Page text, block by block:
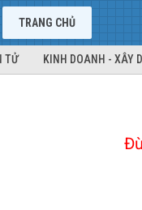
TRANG CHỦ
TỬ KINH DOANH - XÂY